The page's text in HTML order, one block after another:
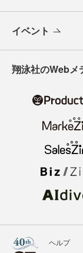
イベント
翔泳社のWebメ
ヘルプ